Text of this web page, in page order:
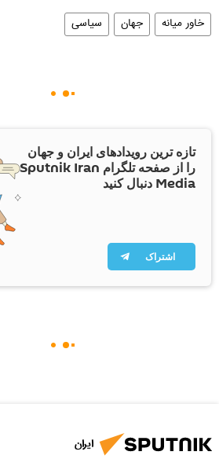
خاور میانه جهان سیاسی
تازه ترین رویدادهای ایران و جهان
را از صفحه تلگرام Sputnik Iran
Media دنبال کنید
اشتراک
ایران